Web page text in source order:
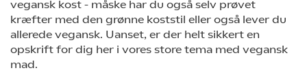
vegansk kost - måske har du også selv prøvet
kræfter med den grønne koststil eller også lever du
allerede vegansk. Uanset, er der helt sikkert en
opskrift for dig her i vores store tema med vegansk
mad.